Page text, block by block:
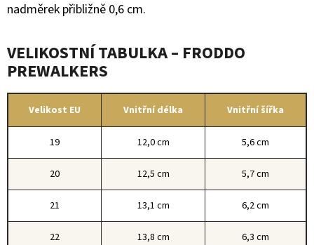
nadměrek přibližně 0,6 cm.
VELIKOSTNÍ TABULKA – FRODDO
PREWALKERS
Velikost EU Vnitřní délka Vnitřní šířka
19 12,0 cm 5,6 cm
20 12,5 cm 5,7 cm
21 13,1 cm 6,2 cm
22 13,8 cm 6,3 cm